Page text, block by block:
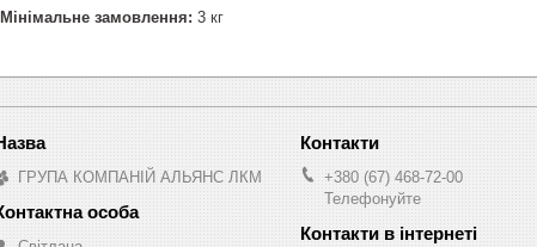
Мінімальне замовлення: 3 кг
ГРУПА КОМПАНІЙ АЛЬЯНС ЛКМ
+380 (67) 468-72-00
Телефонуйте